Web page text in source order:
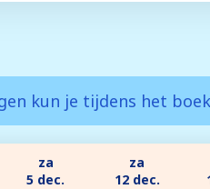
kun je tijdens het
za
5 dec.
za
12 dec.